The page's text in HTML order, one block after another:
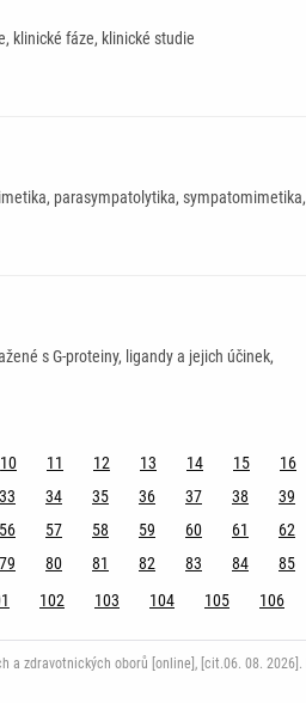
klinické fáze, klinické studie
parasympatolytika,
s G-proteiny, ligandy a jejich účinek,
10 11 12 13 14 15 16
33 34 35 36 37 38 39
56 57 58 59 60 61 62
79 80 81 82 83 84 85
102 103 104 105 106
a zdravotnických oborů [online], [cit.06. 08.